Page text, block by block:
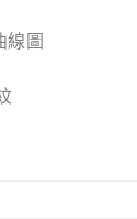
線圖